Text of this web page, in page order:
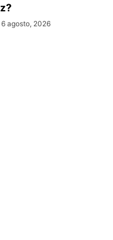
6 agosto, 2026